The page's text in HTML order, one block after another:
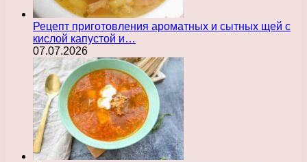
Рецепт приготовления ароматных и сытных щей с
кислой капустой и…
07.07.2026